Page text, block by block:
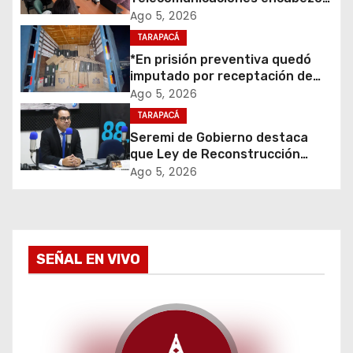
ó
n
d
e
e
r
primera mesa de coordinación
para el retiro de cables en
desuso en Iquique
Ago 5, 2026
TARAPACÁ
*En prisión preventiva quedó
imputado por receptación de
cigarrillos avaluados en $1.600
millones*
Ago 5, 2026
TARAPACÁ
Seremi de Gobierno destaca
que Ley de Reconstrucción
Nacional impulsará la inversión
Ago 5, 2026
SEÑAL EN VIVO